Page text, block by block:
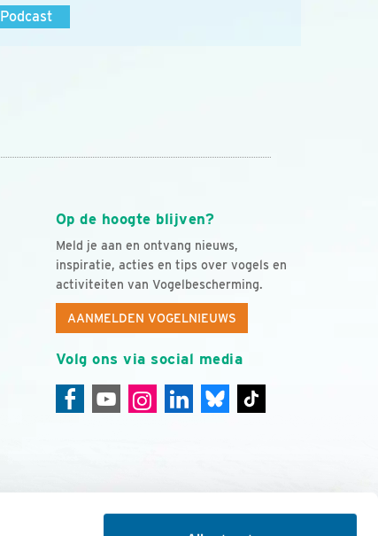
Podcast
Op de hoogte blijven?
Meld je aan en ontvang nieuws,
inspiratie, acties en tips over vogels en
activiteiten van Vogelbescherming.
AANMELDEN VOGELNIEUWS
Volg ons via social media